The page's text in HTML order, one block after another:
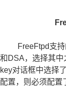
FreeFtpd支持的
和DSA，选择其中
key对话框中选择
配置，则必须配置